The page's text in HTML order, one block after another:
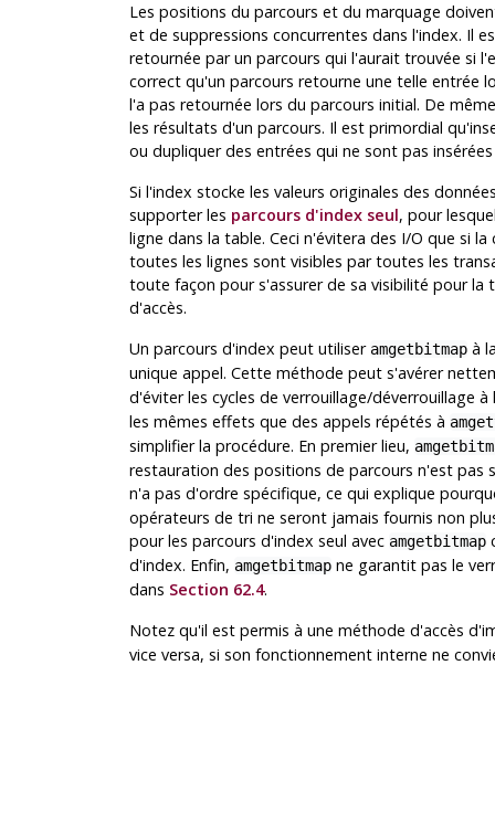
Les positions du parcours et du marquage
et de suppressions concurrentes dans l'index. Il
retournée par un parcours qui l'aurait trouvée si
correct qu'un parcours retourne une telle entrée
l'a pas retournée lors du parcours initial. De
les résultats d'un parcours. Il est primordial
ou dupliquer des entrées qui ne sont pas
Si l'index stocke les valeurs originales des
supporter les parcours d'index seul, pour
ligne dans la table. Ceci n'évitera des I/O que si
toutes les lignes sont visibles par toutes les
toute façon pour s'assurer de sa visibilité pour la
d'accès.
Un parcours d'index peut utiliser amgetbitmapà
unique appel. Cette méthode peut s'avérer
d'éviter les cycles de verrouillage/déverrouillage
les mêmes effets que des appels répétés à
simplifier la procédure. En premier lieu,
restauration des positions de parcours n'est pas
n'a pas d'ordre spécifique, ce qui explique
opérateurs de tri ne seront jamais fournis non
pour les parcours d'index seul avec amgetbitmap
d'index. Enfin, amgetbitmapne garantit pas le
dans Section 62.4.
Notez qu'il est permis à une méthode d'accès
vice versa, si son fonctionnement interne ne